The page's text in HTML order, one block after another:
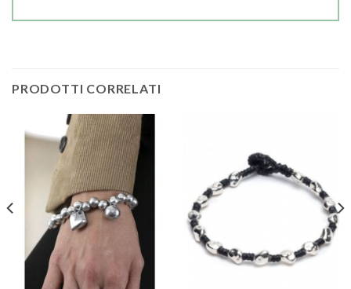
PRODOTTI CORRELATI